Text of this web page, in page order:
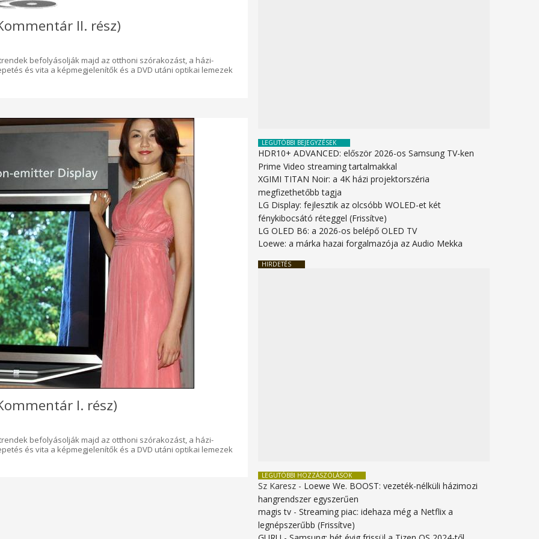
II. rész)
befolyásolják majd az otthoni szórakozást, a házi-
és vita a képmegjelenítők és a DVD utáni optikai lemezek
I. rész)
befolyásolják majd az otthoni szórakozást, a házi-
és vita a képmegjelenítők és a DVD utáni optikai lemezek
LEGUTÓBBI BEJEGYZÉSEK
HDR10+ ADVANCED: először 2026-os Samsung TV-ken
Prime Video streaming tartalmakkal
XGIMI TITAN Noir: a 4K házi projektorszéria
megfizethetőbb tagja
LG Display: fejlesztik az olcsóbb WOLED-et két
fénykibocsátó réteggel (Frissítve)
LG OLED B6: a 2026-os belépő OLED TV
Loewe: a márka hazai forgalmazója az Audio Mekka
HIRDETÉS
LEGUTÓBBI HOZZÁSZÓLÁSOK
Sz Karesz - Loewe We. BOOST: vezeték-nélküli házimozi
hangrendszer egyszerűen
magis tv -Streaming piac: idehaza még a Netflix a
legnépszerűbb (Frissítve)